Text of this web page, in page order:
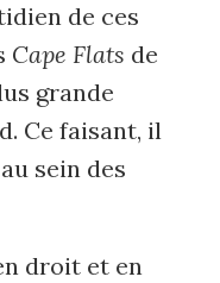
de ces
Cape Flats de
grande
Ce faisant, il
sein des
droit et en